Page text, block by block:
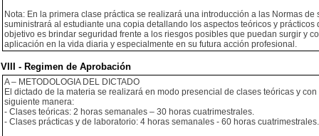
Nota: En la primera clase práctica se realizará una introducción a las Normas
suministrará al estudiante una copia detallando los aspectos teóricos y
objetivo es brindar seguridad frente a los riesgos posibles que puedan surgir y
aplicación en la vida diaria y especialmente en su futura acción profesional.
VIII - Regimen de Aprobación
A – METODOLOGIA DEL DICTADO
El dictado de la materia se realizará en modo presencial de clases teóricas y
siguiente manera:
- Clases teóricas: 2 horas semanales – 30 horas cuatrimestrales.
- Clases prácticas y de laboratorio: 4 horas semanales - 60 horas cuatrimestrales.